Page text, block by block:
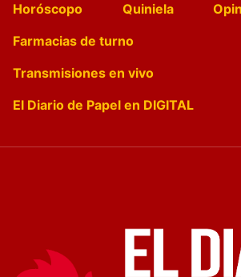
Horóscopo
Quiniela
Farmacias de turno
Transmisiones en vivo
El Diario de Papel en DIGITAL